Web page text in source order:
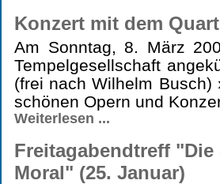
Konzert mit dem
Am Sonntag, 8. März
Tempelgesellschaft
(frei nach Wilhelm
schönen Opern und
Weiterlesen ...
Freitagabendtreff
Moral" (25. Januar)